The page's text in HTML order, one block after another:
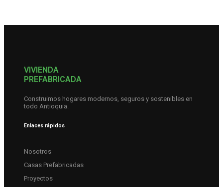
VIVIENDA
PREFABRICADA
Construimos hogares modernos, seguros y sostenibles en
todo Antioquia.
Enlaces rápidos
Nosotros
Casas Prefabricadas
Proyectos